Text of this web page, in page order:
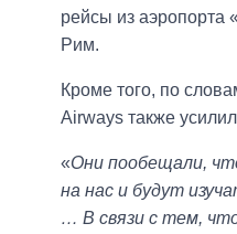
рейсы из аэропорта
Рим.
Кроме того, по
Airways также
«Они пообещали,
на нас и будут
… В связи с тем,